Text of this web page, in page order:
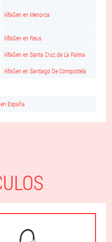
AlfaGen en Menorca
AlfaGen en Reus
AlfaGen en Santa Cruz de La Palma
AlfaGen en Santiago De Compostela
España